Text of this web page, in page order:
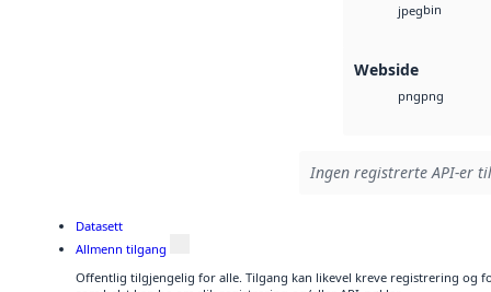
jpegbin
Webside
pngpng
Ingen registrerte API-er
Datasett
Allmenn tilgang
Offentlig tilgjengelig for alle. Tilgang kan likevel kreve registrering og